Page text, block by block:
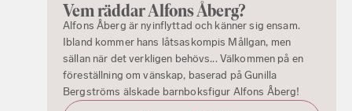
Vem räddar Alfons Åberg?
Alfons Åberg är nyinflyttad och känner sig ensam.
Ibland kommer hans låtsaskompis Mållgan, men
sällan när det verkligen behövs... Välkommen på en
föreställning om vänskap, baserad på Gunilla
Bergströms älskade barnboksfigur Alfons Åberg!